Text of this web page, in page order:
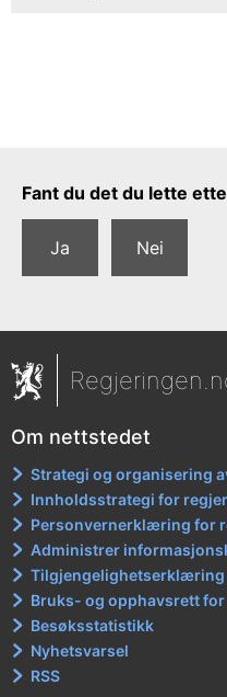
Tilbakemeldingsskjema
Fant du det du lette
Ja Nei
Om nettstedet
Strategi og organisering
Innholdsstrategi for
Personvernerklæring for
Administrer
Tilgjengelighetserklæring
Bruks- og opphavsrett
Besøksstatistikk
Nyhetsvarsel
RSS